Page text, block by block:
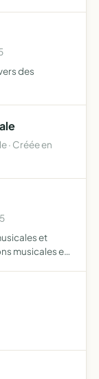
des
· Créée en
et
musicales et